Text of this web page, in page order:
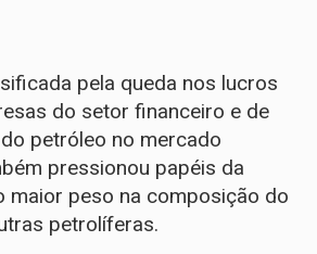
pela queda nos lucros
do setor financeiro e de
petróleo no mercado
pressionou papéis da
maior peso na composição do
petrolíferas.